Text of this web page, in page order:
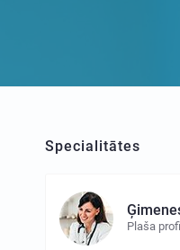
Specialitātes
Plaša